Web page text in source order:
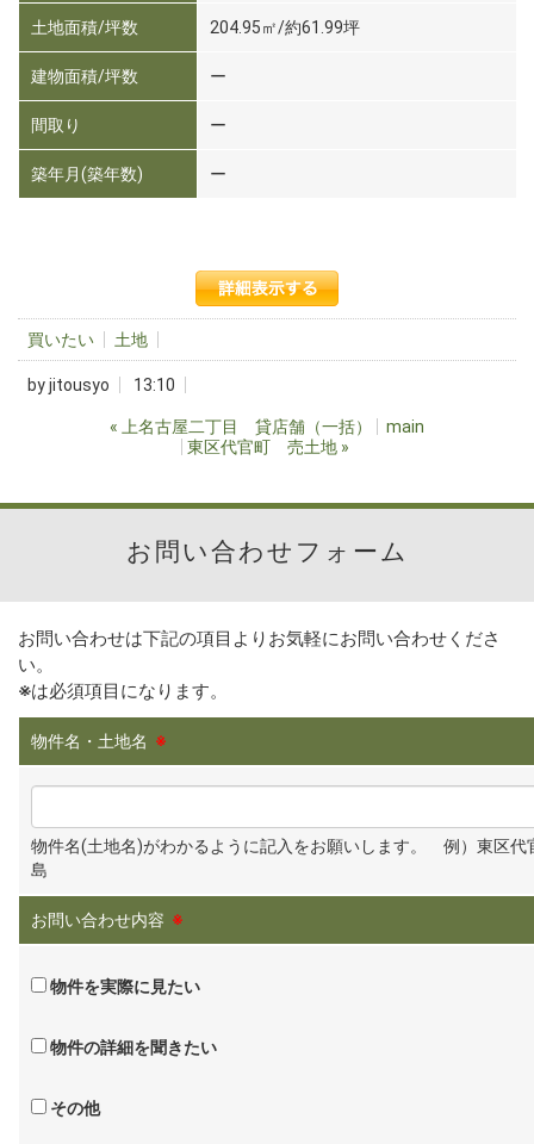
土地面積/坪数 204.95㎡/約61.99坪
建物面積/坪数 ー
間取り ー
築年月(築年数) ー
買いたい 土地
byjitousyo 13:10
« 上名古屋二丁目 貸店舗（一括）
main
東区代官町 売土地»
お問い合わせフォーム
お問い合わせは下記の項目よりお気軽にお問い合わせくださ
い。
※は必須項目になります。
物件名・土地名 ※
物件名(土地名)がわかるように記入をお願いします。 例）東区代
島
お問い合わせ内容 ※
物件を実際に見たい
物件の詳細を聞きたい
その他